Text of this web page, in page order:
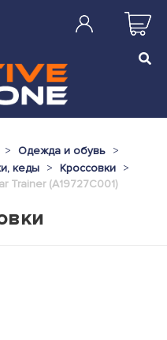
Одежда и обувь
кеды
Кроссовки
Trainer (A19727C001)